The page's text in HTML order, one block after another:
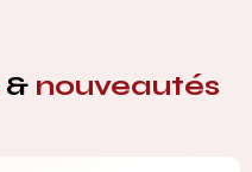
& nouveautés